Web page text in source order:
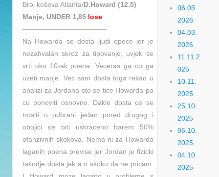
Broj koševa Atlanta/D.Howard (12.5)
Manje, UNDER 1,85 lose
————————————-
Na Howarda se dosta ljudi opece jer je
nezahvalan skroz za tipovanje, uvjek se
vrti oko 10-ak poena. Veceras ga cu ga
uzeti manje. Vec sam dosta toga rekao u
analizi za Jordana sto se tice Howarda pa
cu ponoviti osnovno. Dakle dosta ce se
trositi u odbrani jedan pored drugog i
obojici ce biti uskraceno barem 50%
ofanzivnih skokova. Nema ni za Howarda
laganih poena previse jer Jordan je fizicki
takodje dosta jak a o skoku da ne pricam.
06.03.
2026
04.03.
2026
11.11.2
025
10.11.
2025
25.10.
2025
05.10.
2025
04.10.
2025